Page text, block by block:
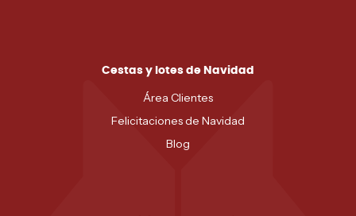
Cestas y lotes de Navidad
Área Clientes
Felicitaciones de Navidad
Blog